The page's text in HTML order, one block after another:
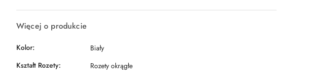
Więcej o produkcie
Kolor:
Biały
Kształt Rozety:
Rozety okrągłe